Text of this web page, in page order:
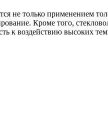
не только применением
Кроме того,
к воздействию высоких